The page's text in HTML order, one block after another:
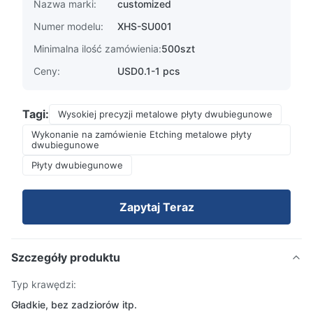
Nazwa marki:
customized
Numer modelu:
XHS-SU001
Minimalna ilość zamówienia:500szt
Ceny:
USD0.1-1 pcs
Tagi:
Wysokiej precyzji metalowe płyty dwubiegunowe
Wykonanie na zamówienie Etching metalowe płyty
dwubiegunowe
Płyty dwubiegunowe
Zapytaj Teraz
Szczegóły produktu
Typ krawędzi:
Gładkie, bez zadziorów itp.